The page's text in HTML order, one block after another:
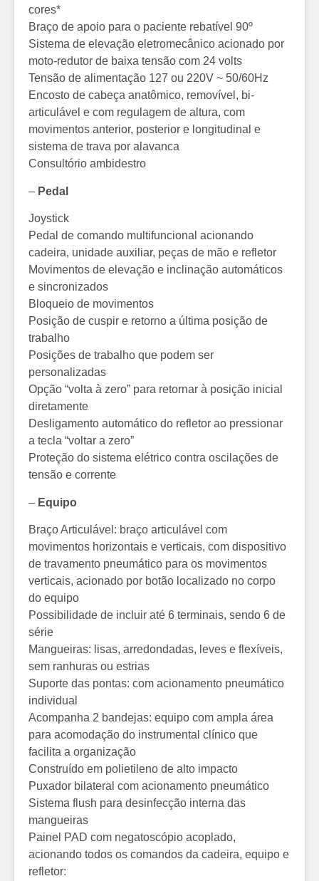
cores*
Braço de apoio para o paciente rebatível 90º
Sistema de elevação eletromecânico acionado por
moto-redutor de baixa tensão com 24 volts
Tensão de alimentação 127 ou 220V ~ 50/60Hz
Encosto de cabeça anatômico, removível, bi-
articulável e com regulagem de altura, com
movimentos anterior, posterior e longitudinal e
sistema de trava por alavanca
Consultório ambidestro
– Pedal
Joystick
Pedal de comando multifuncional acionando
cadeira, unidade auxiliar, peças de mão e refletor
Movimentos de elevação e inclinação automáticos
e sincronizados
Bloqueio de movimentos
Posição de cuspir e retorno a última posição de
trabalho
Posições de trabalho que podem ser
personalizadas
Opção “volta à zero” para retornar à posição inicial
diretamente
Desligamento automático do refletor ao pressionar
a tecla “voltar a zero”
Proteção do sistema elétrico contra oscilações de
tensão e corrente
– Equipo
Braço Articulável: braço articulável com
movimentos horizontais e verticais, com dispositivo
de travamento pneumático para os movimentos
verticais, acionado por botão localizado no corpo
do equipo
Possibilidade de incluir até 6 terminais, sendo 6 de
série
Mangueiras: lisas, arredondadas, leves e flexíveis,
sem ranhuras ou estrias
Suporte das pontas: com acionamento pneumático
individual
Acompanha 2 bandejas: equipo com ampla área
para acomodação do instrumental clínico que
facilita a organização
Construído em polietileno de alto impacto
Puxador bilateral com acionamento pneumático
Sistema flush para desinfecção interna das
mangueiras
Painel PAD com negatoscópio acoplado,
acionando todos os comandos da cadeira, equipo e
refletor: